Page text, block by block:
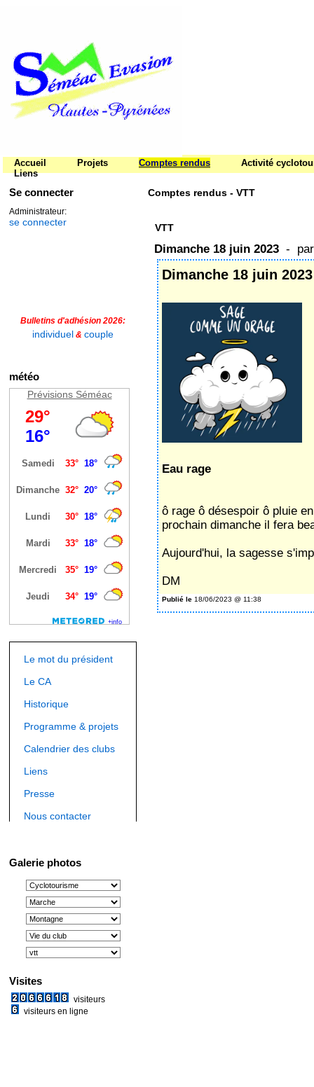
Accueil Projets Comptes rendus
Activité
Liens
Se connecter
Administrateur:
se connecter
Bulletins d'adhésion 2026:
individuel & couple
météo
Prévisions Séméac
Le mot du président
Le CA
Historique
Programme & projets
Calendrier des clubs
Liens
Presse
Nous contacter
Galerie photos
Visites
visiteurs
visiteurs en ligne
Comptes rendus - VTT
VTT
Dimanche 18 juin 2023 -
Dimanche 18 juin 2023
Eau rage
ô rage ô désespoir ô pluie
prochain dimanche il fera
Aujourd'hui, la sagesse
DM
Publié le 18/06/2023 @ 11:38